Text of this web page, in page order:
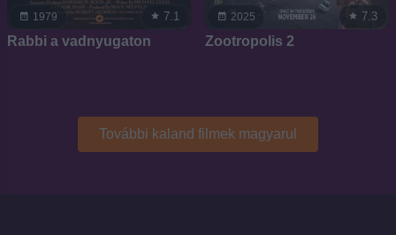
1979 7.1
Rabbi a vadnyugaton
2025 7.3
Zootropolis 2
További kaland filmek magyarul